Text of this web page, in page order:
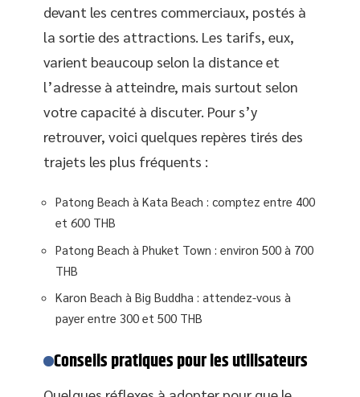
devant les centres commerciaux, postés à
la sortie des attractions. Les tarifs, eux,
varient beaucoup selon la distance et
l’adresse à atteindre, mais surtout selon
votre capacité à discuter. Pour s’y
retrouver, voici quelques repères tirés des
trajets les plus fréquents :
Patong Beach à Kata Beach : comptez entre 400
et 600 THB
Patong Beach à Phuket Town : environ 500 à 700
THB
Karon Beach à Big Buddha : attendez-vous à
payer entre 300 et 500 THB
Conseils pratiques pour les utilisateurs